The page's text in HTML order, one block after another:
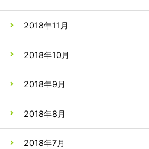
2018年11月
2018年10月
2018年9月
2018年8月
2018年7月